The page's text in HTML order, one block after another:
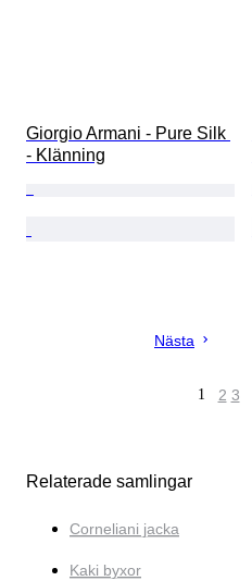
Giorgio Armani - Pure Silk
- Klänning
Nästa
1 2 3
Relaterade samlingar
Corneliani jacka
Kaki byxor